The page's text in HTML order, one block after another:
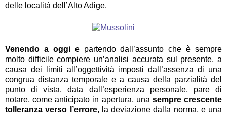
delle località dell’Alto Adige.
Venendo a oggie partendo dall’assunto che è sempre
molto difficile compiere un’analisi accurata sul presente, a
causa dei limiti all’oggettività imposti dall’assenza di una
congrua distanza temporale e a causa della parzialità del
punto di vista, data dall’esperienza personale, pare di
notare, come anticipato in apertura, una sempre crescente
tolleranza verso l’errore, la deviazione dalla norma, e una